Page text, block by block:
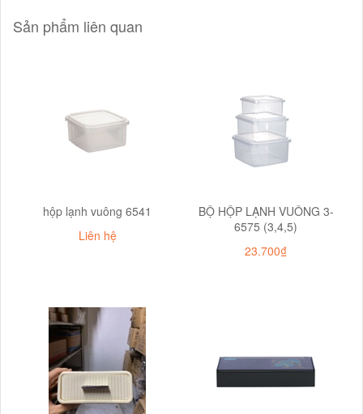
Sản phẩm liên quan
hộp lạnh vuông 6541
Liên hệ
BỘ HỘP LẠNH VUÔNG 3-
6575 (3,4,5)
23.700₫